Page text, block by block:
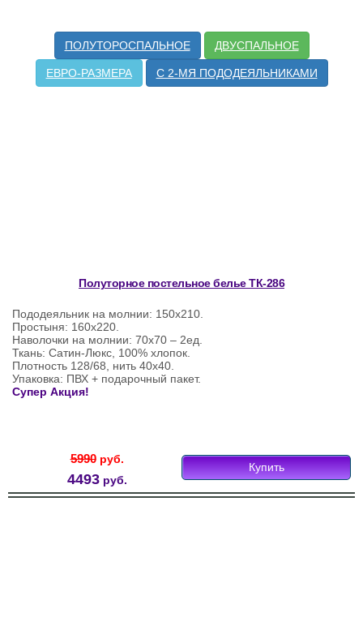
ПОЛУТОРОСПАЛЬНОЕ ДВУСПАЛЬНОЕ
ЕВРО-РАЗМЕРА С 2-МЯ ПОДОДЕЯЛЬНИКАМИ
Полуторное постельное белье ТК-286
Пододеяльник на молнии: 150х210.
Простыня: 160х220.
Наволочки на молнии: 70х70 – 2ед.
Ткань: Сатин-Люкс, 100% хлопок.
Плотность 128/68, нить 40х40.
Упаковка: ПВХ + подарочный пакет.
Супер Акция!
5990руб.
4493руб.
Купить